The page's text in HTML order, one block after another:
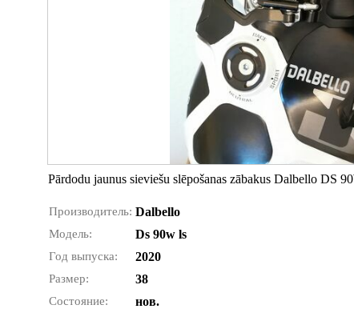
Pārdodu jaunus sieviešu slēpošanas zābakus Dalbello DS
Производитель: Dalbello
Модель: Ds 90w ls
Год выпуска: 2020
Размер: 38
Состояние: нов.